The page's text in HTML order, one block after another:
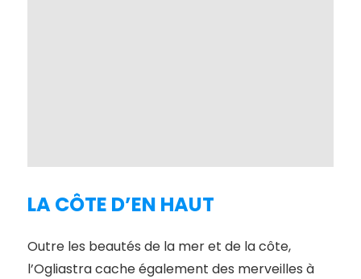
LA CÔTE D’EN HAUT
Outre les beautés de la mer et de la côte,
l’Ogliastra cache également des merveilles à